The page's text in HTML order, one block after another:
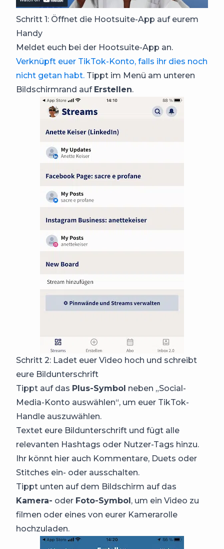
Schritt 1: Öffnet die Hootsuite-App auf eurem
Handy
Meldet euch bei der Hootsuite-App an.
Verknüpft euer TikTok-Konto, falls ihr dies noch
nicht getan habt. Tippt im Menü am unteren
Bildschirmrand auf Erstellen.
Schritt 2: Ladet euer Video hoch und schreibt
eure Bildunterschrift
Tippt auf das Plus-Symbol neben „Social-
Media-Konto auswählen“, um euer TikTok-
Handle auszuwählen.
Textet eure Bildunterschrift und fügt alle
relevanten Hashtags oder Nutzer-Tags hinzu.
Ihr könnt hier auch Kommentare, Duets oder
Stitches ein- oder ausschalten.
Tippt unten auf dem Bildschirm auf das
Kamera- oder Foto-Symbol, um ein Video zu
filmen oder eines von eurer Kamerarolle
hochzuladen.